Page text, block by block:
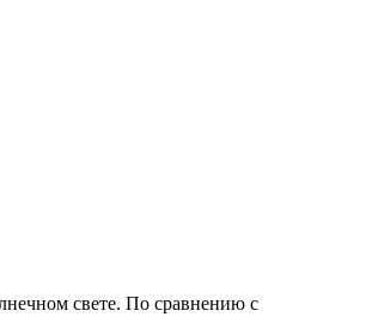
свете. По сравнению с